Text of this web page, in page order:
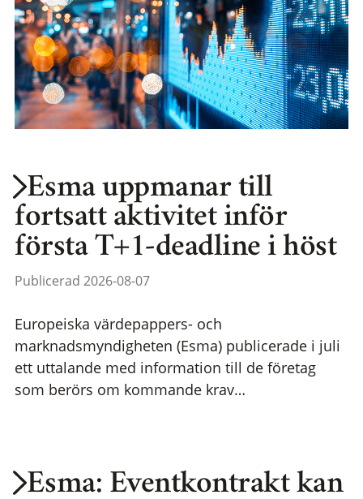
Esma uppmanar till
fortsatt aktivitet inför
första T+1-deadline i höst
Publicerad 2026-08-07
Europeiska värdepappers- och
marknadsmyndigheten (Esma) publicerade i juli
ett uttalande med information till de företag
som berörs om kommande krav…
Esma: Eventkontrakt kan